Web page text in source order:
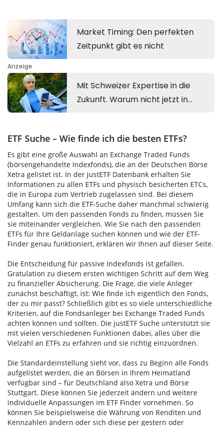
ETF Suche – Wie finde ich die besten ETFs?
Es gibt eine große Auswahl an Exchange Traded Funds
(börsengehandelte Indexfonds), die an der Deutschen Börse
Xetra gelistet ist. In der justETF Datenbank erhalten Sie
Informationen zu allen ETFs und physisch besicherten ETCs,
die in Europa zum Vertrieb zugelassen sind. Bei diesem
Umfang kann sich die ETF-Suche daher manchmal schwierig
gestalten. Um den passenden Fonds zu finden, müssen Sie
sie miteinander vergleichen. Wie Sie nach den passenden
ETFs für Ihre Geldanlage suchen können und wie der ETF-
Finder genau funktioniert, erklären wir Ihnen auf dieser Seite.
Die Entscheidung für passive Indexfonds ist gefallen.
Gratulation zu diesem ersten wichtigen Schritt auf dem Weg
zu finanzieller Absicherung. Die Frage, die viele Anleger
zunächst beschäftigt, ist: Wie finde ich eigentlich den Fonds,
der zu mir passt? Schließlich gibt es so viele unterschiedliche
Kriterien, auf die Fondsanleger bei Exchange Traded Funds
achten können und sollten. Die justETF Suche unterstützt sie
mit vielen verschiedenen Funktionen dabei, alles über die
Vielzahl an ETFs zu erfahren und sie richtig einzuordnen.
Die Standardeinstellung sieht vor, dass zu Beginn alle Fonds
aufgelistet werden, die an Börsen in Ihrem Heimatland
verfügbar sind – für Deutschland also Xetra und Börse
Stuttgart. Diese können Sie jederzeit ändern und weitere
individuelle Anpassungen im ETF Finder vornehmen. So
können Sie beispielsweise die Währung von Renditen und
Kennzahlen ändern oder sich diese per gestern oder